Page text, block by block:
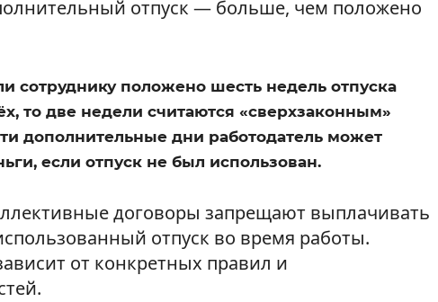
отпуск — больше, чем положено
сотруднику положено шесть недель отпуска
то две недели считаются «сверхзаконным»
дополнительные дни работодатель может
если отпуск не был использован.
договоры запрещают выплачивать
отпуск во время работы.
от конкретных правил и